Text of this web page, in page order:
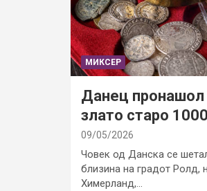
МИКСЕР
Данец пронашол
злато старо
09/05/2026
Човек од Данска се
близина на градот Ролд,
Химерланд,…